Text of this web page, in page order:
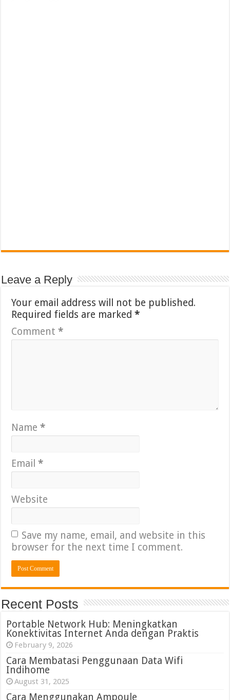
Leave a Reply
Your email address will not be published.
Required fields are marked*
Comment*
Name*
Email*
Website
Save my name, email, and website in this
browser for the next time I comment.
Recent Posts
Portable Network Hub: Meningkatkan
Konektivitas Internet Anda dengan Praktis
February 9, 2026
Cara Membatasi Penggunaan Data Wifi
Indihome
August 31, 2025
Cara Menggunakan Ampoule